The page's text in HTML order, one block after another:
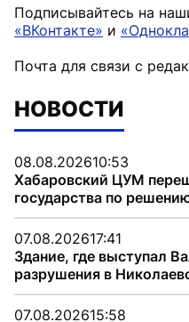
Подписывайтесь на
«ВКонтакте» и
Почта для связи с
НОВОСТИ
08.08.202610:53
Хабаровский ЦУМ
государства по
07.08.202617:41
Здание, где выступал
разрушения в
07.08.202615:58